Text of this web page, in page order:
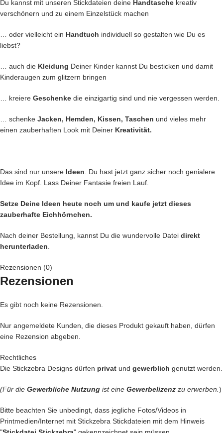
Du kannst mit unseren Stickdateien deine Handtasche kreativ
verschönern und zu einem Einzelstück machen
… oder vielleicht ein Handtuch individuell so gestalten wie Du es
liebst?
… auch die Kleidung Deiner Kinder kannst Du besticken und damit
Kinderaugen zum glitzern bringen
… kreiere Geschenke die einzigartig sind und nie vergessen werden.
… schenke Jacken, Hemden, Kissen, Taschen und vieles mehr
einen zauberhaften Look mit Deiner Kreativität.
Das sind nur unsere Ideen. Du hast jetzt ganz sicher noch genialere
Idee im Kopf. Lass Deiner Fantasie freien Lauf.
Setze Deine Ideen heute noch um und kaufe jetzt dieses
zauberhafte Eichhörnchen.
Nach deiner Bestellung, kannst Du die wundervolle Datei direkt
herunterladen.
Rezensionen (0)
Rezensionen
Es gibt noch keine Rezensionen.
Nur angemeldete Kunden, die dieses Produkt gekauft haben, dürfen
eine Rezension abgeben.
Rechtliches
Die Stickzebra Designs dürfen privat und gewerblich genutzt werden.
(Für die Gewerbliche Nutzung ist eine Gewerbelizenz zu erwerben.)
Bitte beachten Sie unbedingt, dass jegliche Fotos/Videos in
Printmedien/Internet mit Stickzebra Stickdateien mit dem Hinweis